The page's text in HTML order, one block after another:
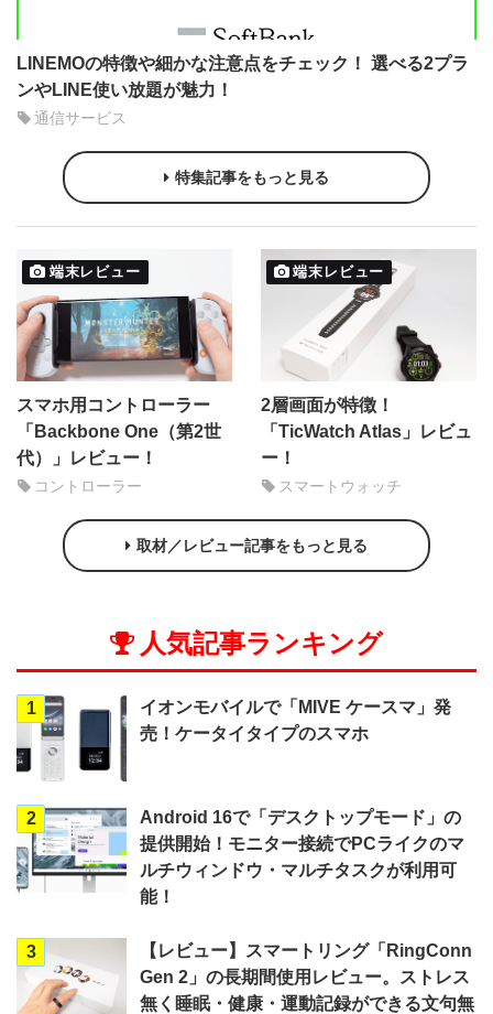
LINEMOの特徴や細かな注意点をチェック！ 選べる2プラ
ンやLINE使い放題が魅力！
通信サービス
特集記事をもっと見る
端末レビュー
スマホ用コントローラー
「Backbone One（第2世
代）」レビュー！
コントローラー
端末レビュー
2層画面が特徴！
「TicWatch Atlas」レビュ
ー！
スマートウォッチ
取材／レビュー記事をもっと見る
人気記事ランキング
1
イオンモバイルで「MIVE ケースマ」発
売！ケータイタイプのスマホ
2
Android 16で「デスクトップモード」の
提供開始！モニター接続でPCライクのマ
ルチウィンドウ・マルチタスクが利用可
能！
3
【レビュー】スマートリング「RingConn
Gen 2」の長期間使用レビュー。ストレス
無く睡眠・健康・運動記録ができる文句無